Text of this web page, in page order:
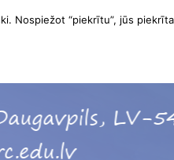
Nospiežot “piekrītu”, jūs